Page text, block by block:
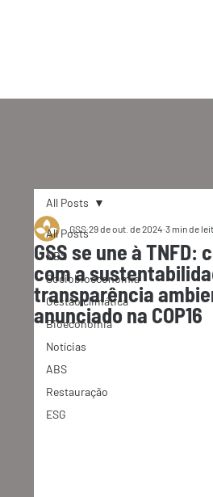
All Posts
NBS
Sociobioeconomia
Gestão climática
Bioeconomia
Notícias
ABS
Restauração
ESG
All Posts
GSS se une à TNFD:
com a
transparência
anunciado na COP16
GSS 29 de out. de 2024 3 min de